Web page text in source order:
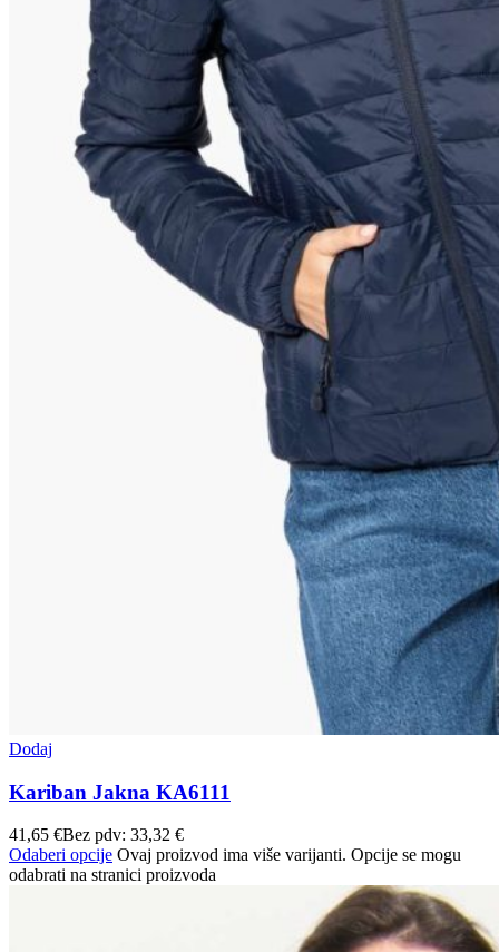
Dodaj
Kariban Jakna KA6111
41,65 €Bez pdv: 33,32 €
Odaberi opcije Ovaj proizvod ima više varijanti. Opcije se mogu
odabrati na stranici proizvoda